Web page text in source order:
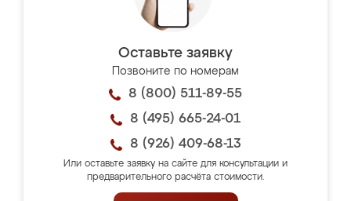
Оставьте заявку
Позвоните по номерам
8 (800) 511-89-55
8 (495) 665-24-01
8 (926) 409-68-13
Или оставьте заявку на сайте для консультации и
предварительного расчёта стоимости.